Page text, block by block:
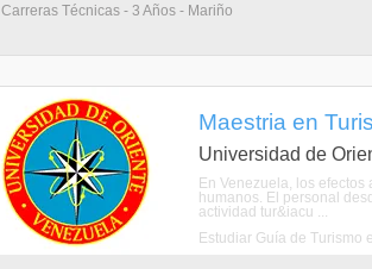
Carreras Técnicas - 3 Años - Mariño
Maestria en
Universidad de
En Venezuela, los
humanos. El personal
actividad tur&iacu ...
Estudiar Guía de Turismo